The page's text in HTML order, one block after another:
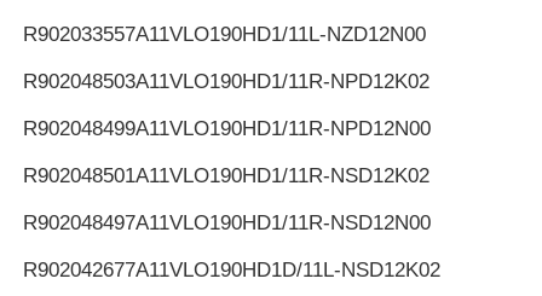
R902033557A11VLO190HD1/11L-NZD12N00
R902048503A11VLO190HD1/11R-NPD12K02
R902048499A11VLO190HD1/11R-NPD12N00
R902048501A11VLO190HD1/11R-NSD12K02
R902048497A11VLO190HD1/11R-NSD12N00
R902042677A11VLO190HD1D/11L-NSD12K02